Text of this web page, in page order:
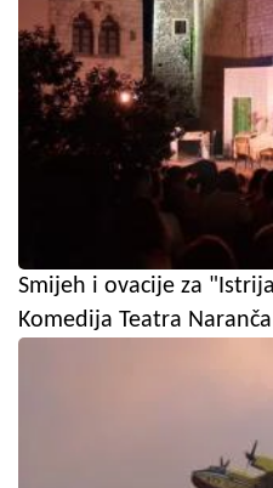
Smijeh i ovacije za
Komedija Teatra